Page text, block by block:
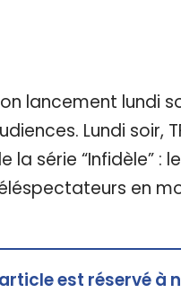
lancement lundi
Lundi soir,
série “Infidèle” :
en
est réservé à